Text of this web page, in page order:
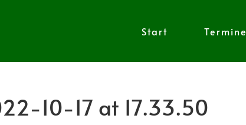
Start Termine
10-17 at 17.33.50